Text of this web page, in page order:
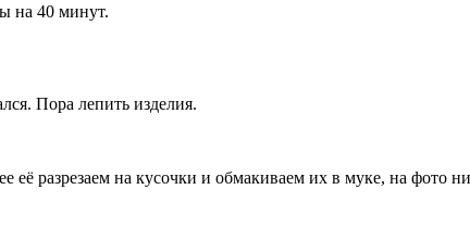
на 40 минут.
Пора лепить изделия.
её разрезаем на кусочки и обмакиваем их в муке, на фото